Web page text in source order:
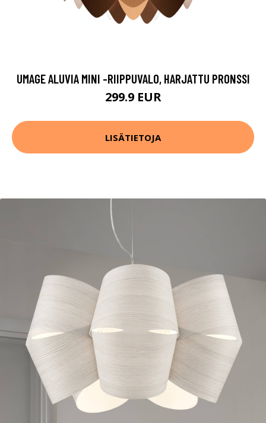
UMAGE ALUVIA MINI -RIIPPUVALO, HARJATTU PRONSSI
299.9 EUR
LISÄTIETOJA